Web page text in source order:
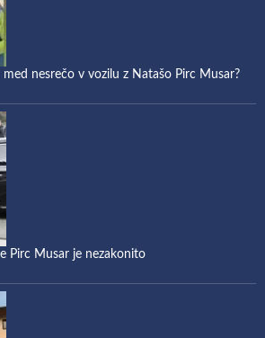
med nesrečo v vozilu z Natašo Pirc Musar?
Pirc Musar je nezakonito